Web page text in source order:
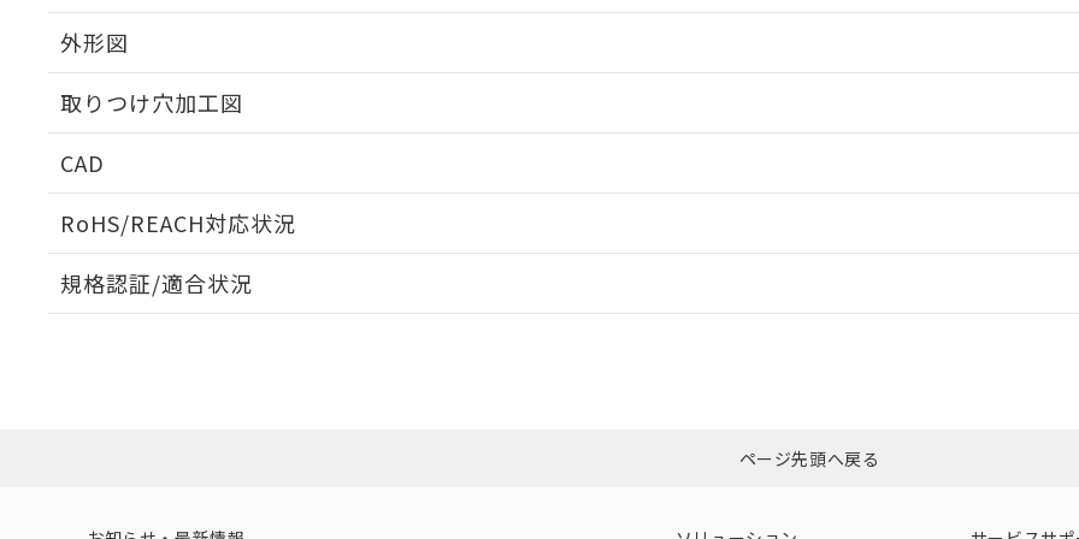
外形図
取りつけ穴加工図
CAD
RoHS/REACH対応状況
EU RoHS 注意事項・凡例
ダウンロードはこちら
規格認証/適合状況
（イギリス
（ノルウェー
（日本
（アメリカ
ページ先頭へ戻る